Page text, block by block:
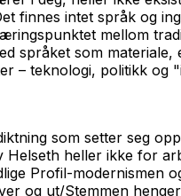
finnes intet språk og
mellom
språket som materiale,
– teknologi, politikk
som setter seg
heller ikke for
Profil-modernismen
og ut/Stemmen